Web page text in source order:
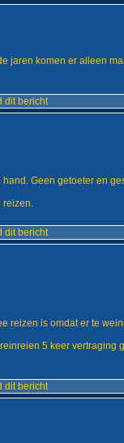
jaren komen er alleen
dit bericht
Geen getoeter en
reizen.
dit bericht
reizen is omdat er te
5 keer vertraging
dit bericht